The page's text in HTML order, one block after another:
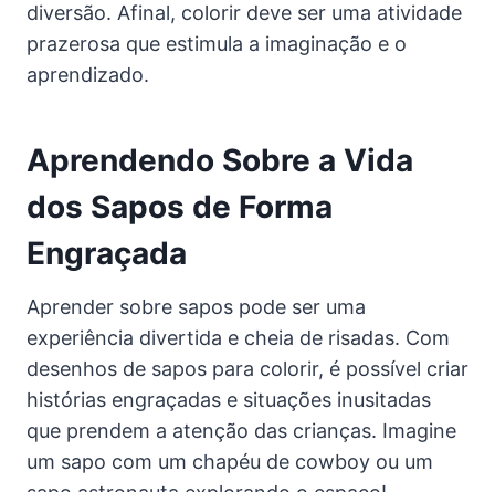
diversão. Afinal, colorir deve ser uma atividade
prazerosa que estimula a imaginação e o
aprendizado.
Aprendendo Sobre a Vida
dos Sapos de Forma
Engraçada
Aprender sobre sapos pode ser uma
experiência divertida e cheia de risadas. Com
desenhos de sapos para colorir, é possível criar
histórias engraçadas e situações inusitadas
que prendem a atenção das crianças. Imagine
um sapo com um chapéu de cowboy ou um